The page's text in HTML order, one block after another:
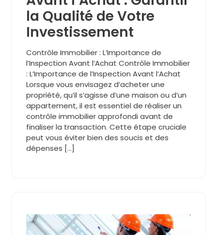
la Qualité de Votre
Investissement
Contrôle Immobilier : L’Importance de
l’Inspection Avant l’Achat Contrôle Immobilier
: L’Importance de l’Inspection Avant l’Achat
Lorsque vous envisagez d’acheter une
propriété, qu’il s’agisse d’une maison ou d’un
appartement, il est essentiel de réaliser un
contrôle immobilier approfondi avant de
finaliser la transaction. Cette étape cruciale
peut vous éviter bien des soucis et des
dépenses […]